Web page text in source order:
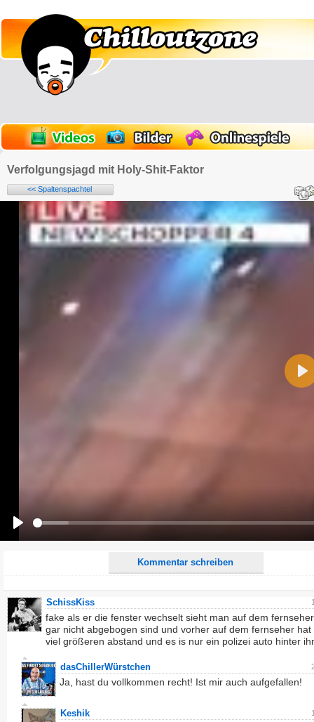
Verfolgungsjagd mit Holy-Shit-Faktor
<< Spaltenspachtel
Kommentar schreiben
Ich möchte eine E-Mail, wenn auf dieser Seite weitere Kommentare erscheinen.
SchissKiss
fake als er die fenster wechselt sieht man auf dem
gar nicht abgebogen sind und vorher auf dem fernseher hat
viel größeren abstand und es is nur ein polizei auto hinter
dasChillerWürstchen
Ja, hast du vollkommen recht! Ist mir auch aufgefallen!
Keshik